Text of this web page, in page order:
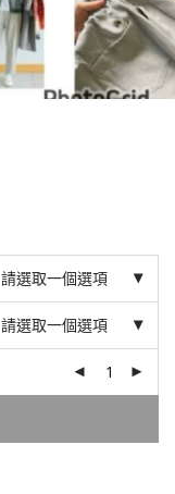
請選取一個選項
請選取一個選項